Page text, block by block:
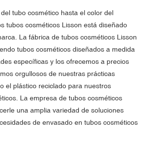
tubo cosmético hasta el color del
tubos cosméticos Lisson está diseñado
La fábrica de tubos cosméticos Lisson
tubos cosméticos diseñados a medida
específicas y los ofrecemos a precios
orgullosos de nuestras prácticas
el plástico reciclado para nuestros
La empresa de tubos cosméticos
una amplia variedad de soluciones
de envasado en tubos cosméticos